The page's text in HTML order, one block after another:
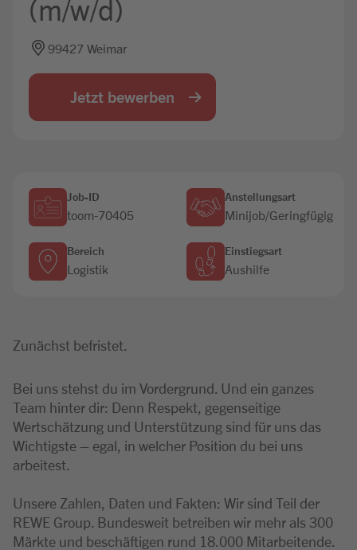
(m/w/d)
99427 Weimar
Jetzt bewerben
Job-ID
toom-70405
Anstellungsart
Minijob/Geringfügig
Bereich
Logistik
Einstiegsart
Aushilfe
Zunächst befristet.
Bei uns stehst du im Vordergrund. Und ein ganzes
Team hinter dir: Denn Respekt, gegenseitige
Wertschätzung und Unterstützung sind für uns das
Wichtigste – egal, in welcher Position du bei uns
arbeitest.
Unsere Zahlen, Daten und Fakten: Wir sind Teil der
REWE Group. Bundesweit betreiben wir mehr als 300
Märkte und beschäftigen rund 18.000 Mitarbeitende.